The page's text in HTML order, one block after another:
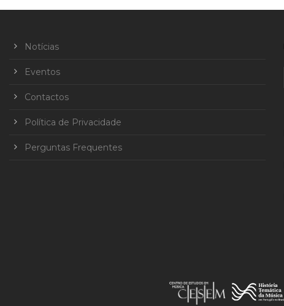
Notícias
Eventos
Contactos
Política de Privacidade
Perguntas Frequentes